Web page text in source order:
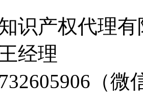
识产权代理
经理
（微